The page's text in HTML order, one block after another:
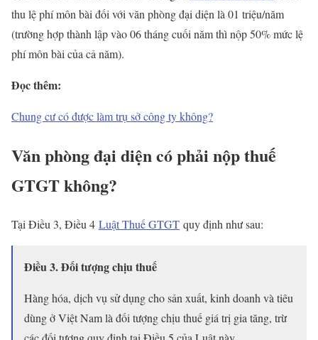
thu lệ phí môn bài đối với văn phòng đại diện là 01 triệu/năm
(trường hợp thành lập vào 06 tháng cuối năm thì nộp 50% mức lệ
phí môn bài của cả năm).
Đọc thêm:
Chung cư có được làm trụ sở công ty không?
Văn phòng đại diện có phải nộp thuế
GTGT không?
Tại Điều 3, Điều 4 Luật Thuế GTGT quy định như sau:
Điều 3. Đối tượng chịu thuế
Hàng hóa, dịch vụ sử dụng cho sản xuất, kinh doanh và tiêu
dùng ở Việt Nam là đối tượng chịu thuế giá trị gia tăng, trừ